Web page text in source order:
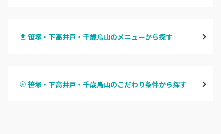
原宿
笹塚・下高井戸・千歳烏山のメニューから探す
ハンドスカルプ
笹塚・下高井戸・千歳烏山のこだわり条件から探す